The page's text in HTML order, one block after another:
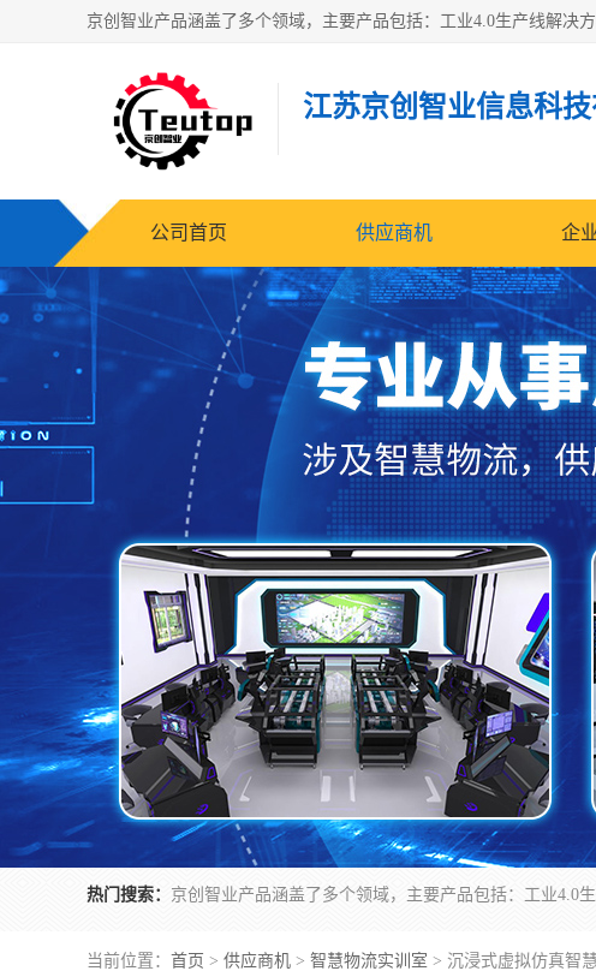
江苏京创智业信息科技
公司首页 供应商机 企
热门搜索：
当前位置： 首页 > 供应商机 > 智慧物流实训室 > 沉浸式虚拟仿真智